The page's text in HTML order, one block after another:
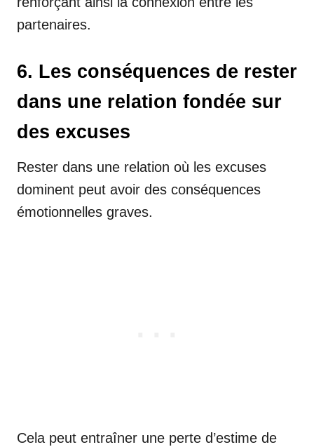
partenaires.
6. Les conséquences de rester
dans une relation fondée sur
des excuses
Rester dans une relation où les excuses
dominent peut avoir des conséquences
émotionnelles graves.
Cela peut entraîner une perte d’estime de